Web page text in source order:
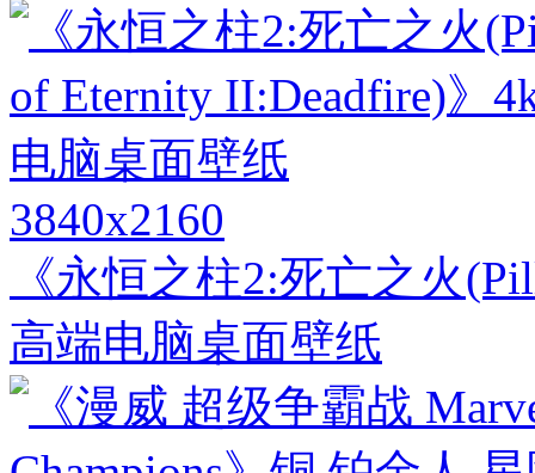
3840x2160
《永恒之柱2:死亡之火
高端电脑桌面壁纸